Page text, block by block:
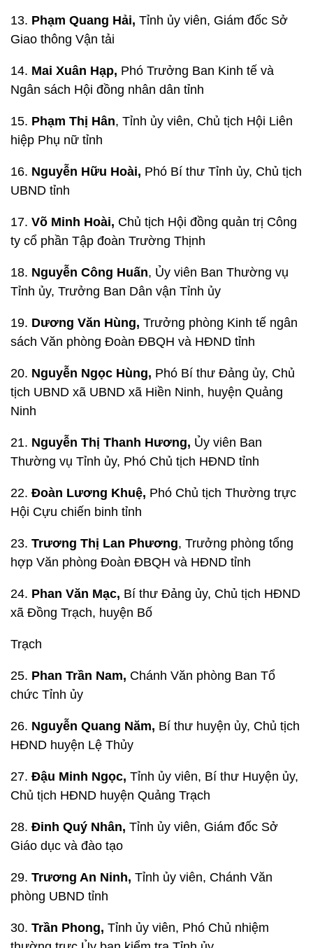
13. Phạm Quang Hải, Tỉnh ủy viên, Giám đốc Sở
Giao thông Vận tải
14. Mai Xuân Hạp, Phó Trưởng Ban Kinh tế và
Ngân sách Hội đồng nhân dân tỉnh
15. Phạm Thị Hân, Tỉnh ủy viên, Chủ tịch Hội Liên
hiệp Phụ nữ tỉnh
16. Nguyễn Hữu Hoài, Phó Bí thư Tỉnh ủy, Chủ tịch
UBND tỉnh
17. Võ Minh Hoài, Chủ tịch Hội đồng quản trị Công
ty cổ phần Tập đoàn Trường Thịnh
18. Nguyễn Công Huấn, Ủy viên Ban Thường vụ
Tỉnh ủy, Trưởng Ban Dân vận Tỉnh ủy
19. Dương Văn Hùng, Trưởng phòng Kinh tế ngân
sách Văn phòng Đoàn ĐBQH và HĐND tỉnh
20. Nguyễn Ngọc Hùng, Phó Bí thư Đảng ủy, Chủ
tịch UBND xã UBND xã Hiền Ninh, huyện Quảng
Ninh
21. Nguyễn Thị Thanh Hương, Ủy viên Ban
Thường vụ Tỉnh ủy, Phó Chủ tịch HĐND tỉnh
22. Đoàn Lương Khuệ, Phó Chủ tịch Thường trực
Hội Cựu chiến binh tỉnh
23. Trương Thị Lan Phương, Trưởng phòng tổng
hợp Văn phòng Đoàn ĐBQH và HĐND tỉnh
24. Phan Văn Mạc, Bí thư Đảng ủy, Chủ tịch HĐND
xã Đồng Trạch, huyện Bố
Trạch
25. Phan Trần Nam, Chánh Văn phòng Ban Tổ
chức Tỉnh ủy
26. Nguyễn Quang Năm, Bí thư huyện ủy, Chủ tịch
HĐND huyện Lệ Thủy
27. Đậu Minh Ngọc, Tỉnh ủy viên, Bí thư Huyện ủy,
Chủ tịch HĐND huyện Quảng Trạch
28. Đinh Quý Nhân, Tỉnh ủy viên, Giám đốc Sở
Giáo dục và đào tạo
29. Trương An Ninh, Tỉnh ủy viên, Chánh Văn
phòng UBND tỉnh
30. Trần Phong, Tỉnh ủy viên, Phó Chủ nhiệm